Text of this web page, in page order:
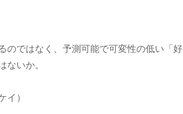
のではなく、予測可能で可変性の低い「好
ないか。
イ）